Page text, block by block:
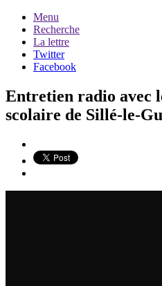
Menu
Recherche
La lettre
Twitter
Facebook
Entretien radio avec
scolaire de Sillé-le-